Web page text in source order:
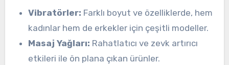
Vibratörler: Farklı boyut ve özelliklerde, hem
kadınlar hem de erkekler için çeşitli modeller.
Masaj Yağları: Rahatlatıcı ve zevk artırıcı
etkileri ile ön plana çıkan ürünler.